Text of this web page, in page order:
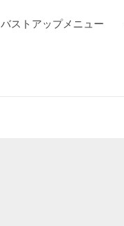
バストアップメニュー